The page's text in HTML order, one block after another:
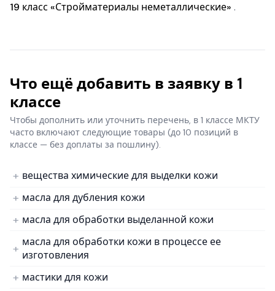
19 класс «Стройматериалы неметаллические» .
Что ещё добавить в заявку в 1
классе
Чтобы дополнить или уточнить перечень, в 1 классе МКТУ
часто включают следующие товары (до 10 позиций в
классе — без доплаты за пошлину).
вещества химические для выделки кожи
масла для дубления кожи
масла для обработки выделанной кожи
масла для обработки кожи в процессе ее
изготовления
мастики для кожи